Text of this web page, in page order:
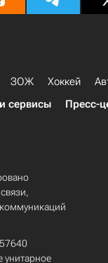
ЗОЖ Хоккей
сервисы Пресс-
унитарное